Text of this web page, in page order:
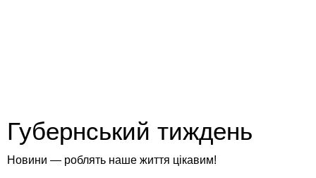
Губернський тиждень
Новини — роблять наше життя цікавим!